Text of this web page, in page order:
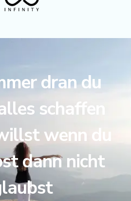
dran du
schaffen
wenn du
dann nicht